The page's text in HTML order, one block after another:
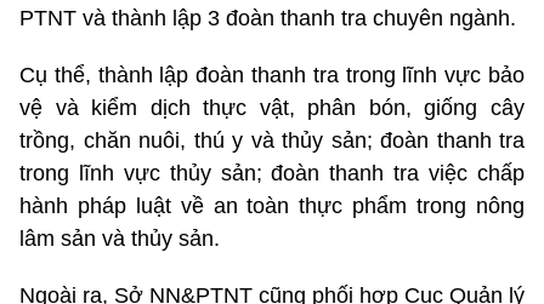
PTNT và thành lập 3 đoàn thanh tra chuyên ngành.
Cụ thể, thành lập đoàn thanh tra trong lĩnh vực bảo
vệ và kiểm dịch thực vật, phân bón, giống cây
trồng, chăn nuôi, thú y và thủy sản; đoàn thanh tra
trong lĩnh vực thủy sản; đoàn thanh tra việc chấp
hành pháp luật về an toàn thực phẩm trong nông
lâm sản và thủy sản.
Ngoài ra, Sở NN&PTNT cũng phối hợp Cục Quản lý